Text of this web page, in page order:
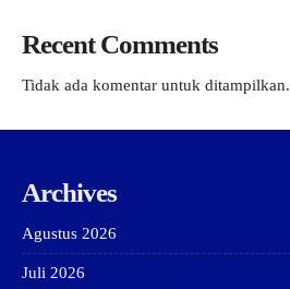
Recent Comments
Tidak ada komentar untuk ditampilkan.
Archives
Agustus 2026
Juli 2026